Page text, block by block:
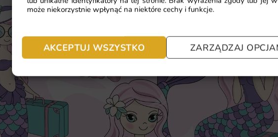
może niekorzystnie wpłynąć na niektóre cechy i funkcje.
AKCEPTUJ WSZYSTKO ZARZĄDZAJ
Łatwy i szybki montaż, dzięki